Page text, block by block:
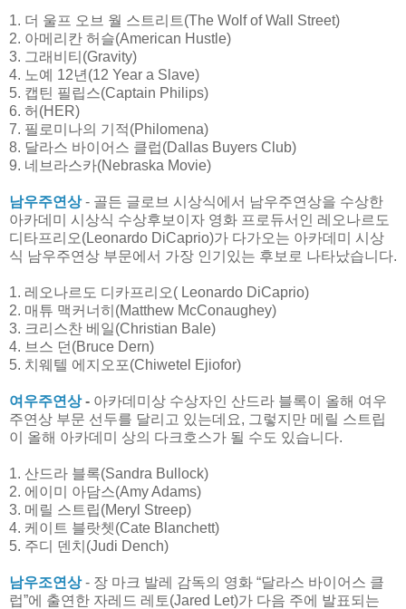
1. 더 울프 오브 월 스트리트(The Wolf of Wall Street)
2. 아메리칸 허슬(American Hustle)
3. 그래비티(Gravity)
4. 노예 12년(12 Year a Slave)
5. 캡틴 필립스(Captain Philips)
6. 허(HER)
7. 필로미나의 기적(Philomena)
8. 달라스 바이어스 클럽(Dallas Buyers Club)
9. 네브라스카(Nebraska Movie)
남우주연상 - 골든 글로브 시상식에서 남우주연상을 수상한
아카데미 시상식 수상후보이자 영화 프로듀서인 레오나르도
디타프리오(Leonardo DiCaprio)가 다가오는 아카데미 시상
식 남우주연상 부문에서 가장 인기있는 후보로 나타났습니다.
1. 레오나르도 디카프리오( Leonardo DiCaprio)
2. 매튜 맥커너히(Matthew McConaughey)
3. 크리스찬 베일(Christian Bale)
4. 브스 던(Bruce Dern)
5. 치웨텔 에지오포(Chiwetel Ejiofor)
여우주연상- 아카데미상 수상자인 산드라 블록이 올해 여우
주연상 부문 선두를 달리고 있는데요, 그렇지만 메릴 스트립
이 올해 아카데미 상의 다크호스가 될 수도 있습니다.
1. 산드라 블록(Sandra Bullock)
2. 에이미 아담스(Amy Adams)
3. 메릴 스트립(Meryl Streep)
4. 케이트 블랏쳇(Cate Blanchett)
5. 주디 덴치(Judi Dench)
남우조연상 - 장 마크 발레 감독의 영화 “달라스 바이어스 클
럽”에 출연한 자레드 레토(Jared Let)가 다음 주에 발표되는